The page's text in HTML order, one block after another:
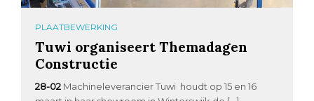
PLAATBEWERKING
Tuwi organiseert Themadagen
Constructie
28-02 Machineleverancier Tuwi houdt op 15 en 16